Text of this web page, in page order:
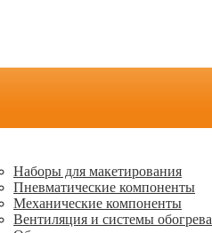
Наборы для макетирования
Пневматические компоненты
Механические компоненты
Вентиляция и системы обогрева